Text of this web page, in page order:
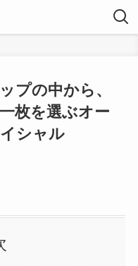
プの中から、
枚を選ぶオー
シャル